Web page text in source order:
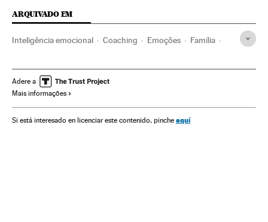
ARQUIVADO EM
Inteligência emocional Coaching Emoções Família
Sociedade Saúde Ciência
Adere a
Mais informações
Si está interesado en licenciar este contenido, pinche aquí